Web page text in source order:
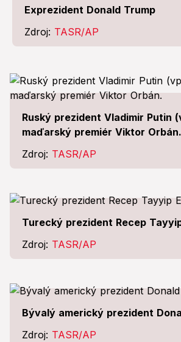
Exprezident Donald Trump
Zdroj: TASR/AP
Ruský prezident Vladimir Putin
maďarský premiér Viktor Orbán.
Zdroj: TASR/AP
Turecký prezident Recep
Zdroj: TASR/AP
Bývalý americký prezident
Zdroj: TASR/AP